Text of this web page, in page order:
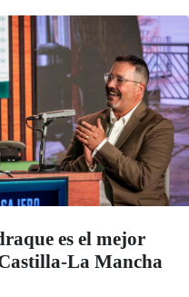
es el mejor
La Mancha